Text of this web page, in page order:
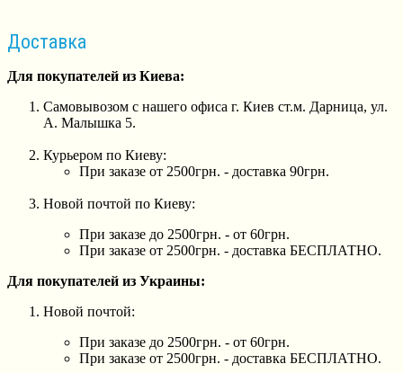
Доставка
Для покупателей из Киева:
Самовывозом с нашего офиса г. Киев ст.м. Дарница, ул.
А. Малышка 5.
Курьером по Киеву:
При заказе от 2500грн. - доставка 90грн.
Новой почтой по Киеву:
При заказе до 2500грн. - от 60грн.
При заказе от 2500грн. - доставка БЕСПЛАТНО.
Для покупателей из Украины:
Новой почтой:
При заказе до 2500грн. - от 60грн.
При заказе от 2500грн. - доставка БЕСПЛАТНО.